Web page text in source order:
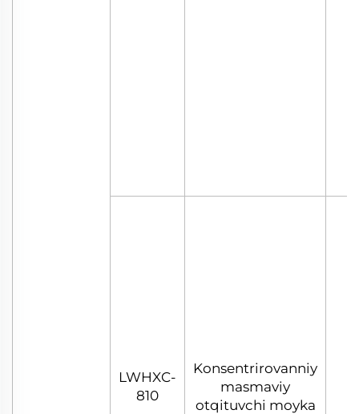
LWHXC-
810
Konsentrirovanniy
masmaviy
otqituvchi moyka